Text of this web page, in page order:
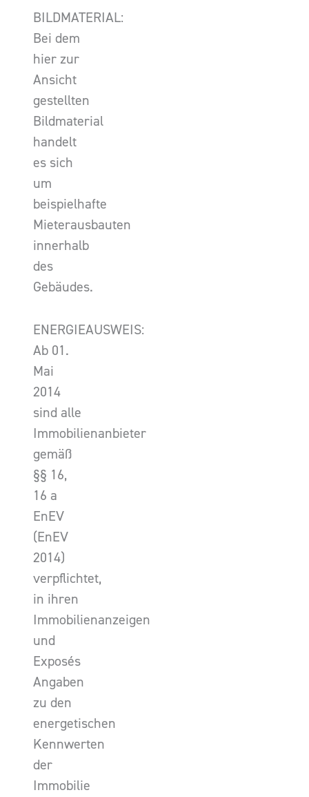
BILDMATERIAL:
Bei dem
hier zur
Ansicht
gestellten
Bildmaterial
handelt
es sich
um
beispielhafte
Mieterausbauten
innerhalb
des
Gebäudes.
ENERGIEAUSWEIS:
Ab 01.
Mai
2014
sind alle
Immobilienanbieter
gemäß
§§ 16,
16 a
EnEV
(EnEV
2014)
verpflichtet,
in ihren
Immobilienanzeigen
und
Exposés
Angaben
zu den
energetischen
Kennwerten
der
Immobilie